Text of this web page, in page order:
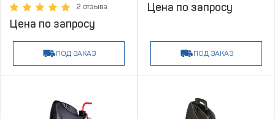
2 отзыва
Цена по запросу
ПОД ЗАКАЗ
Цена по запросу
ПОД ЗАКАЗ